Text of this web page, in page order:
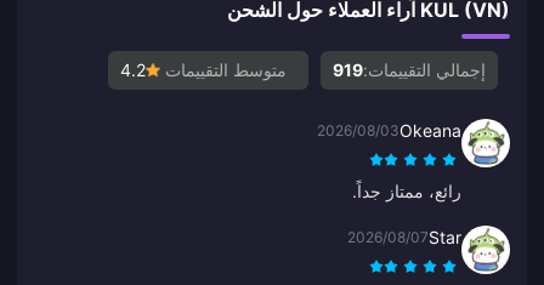
KUL (VN) آراء العملاء حول الشحن
إجمالي التقييمات:919 متوسط التقييمات 4.2
Okeana
2026/08/03
رائع، ممتاز جداً.
Star
2026/08/07